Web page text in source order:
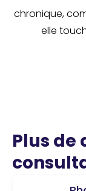
chronique,
elle
Plus de